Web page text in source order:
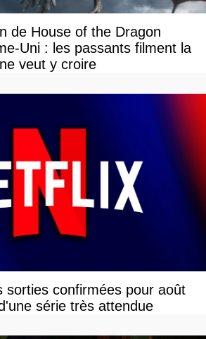
de House of the Dragon
Uni : les passants filment la
veut y croire
sorties confirmées pour août
série très attendue